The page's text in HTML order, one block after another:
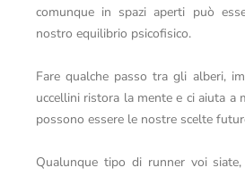
comunque in spazi aperti può
nostro equilibrio psicofisico.
Fare qualche passo tra gli alberi,
uccellini ristora la mente e ci aiuta a
possono essere le nostre scelte
Qualunque tipo di runner voi siate,